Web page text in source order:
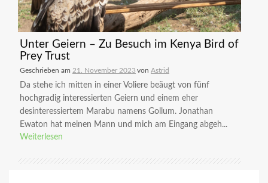
Unter Geiern – Zu Besuch im Kenya Bird of
Prey Trust
Geschrieben am 21. November 2023 von Astrid
Da stehe ich mitten in einer Voliere beäugt von fünf
hochgradig interessierten Geiern und einem eher
desinteressiertem Marabu namens Gollum. Jonathan
Ewaton hat meinen Mann und mich am Eingang abgeh...
Weiterlesen